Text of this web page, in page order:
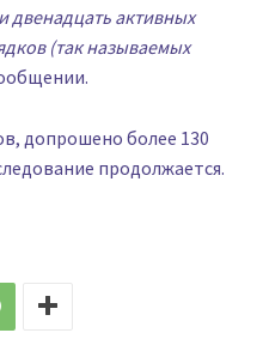
двенадцать активных
(так называемых
допрошено более 130
продолжается.